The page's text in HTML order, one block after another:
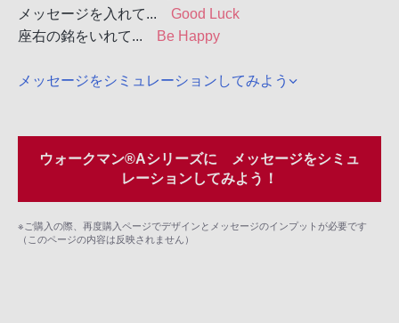
メッセージを入れて... Good Luck
座右の銘をいれて...
Be Happy
メッセージをシミュレーションしてみよう
ウォークマン®Aシリーズに メッセージをシミュ
レーションしてみよう！
※ご購入の際、再度購入ページでデザインとメッセージのインプットが必要です
（このページの内容は反映されません）